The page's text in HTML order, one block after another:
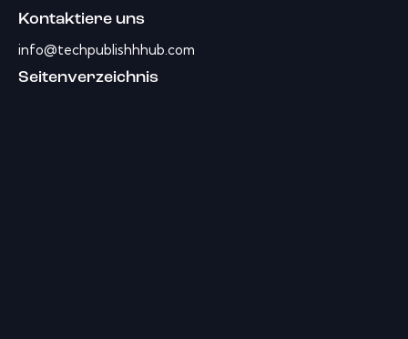
Kontaktiere uns
info@techpublishhhub.com
Seitenverzeichnis